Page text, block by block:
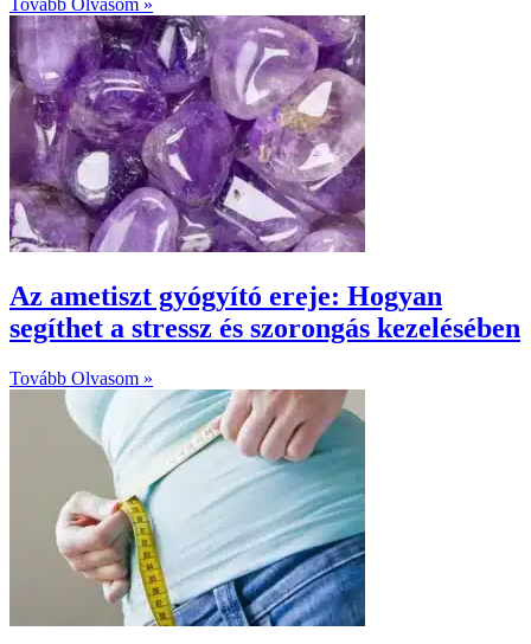
Tovább Olvasom »
Az ametiszt gyógyító ereje: Hogyan
segíthet a stressz és szorongás kezelésében
Tovább Olvasom »